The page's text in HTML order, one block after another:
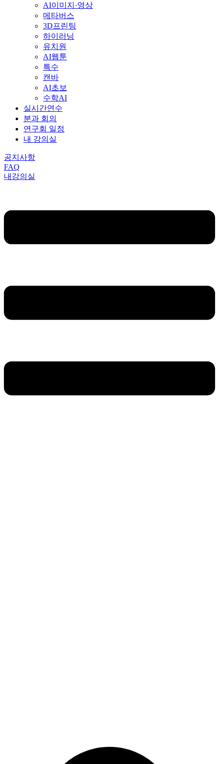
AI이미지·영상
메타버스
3D프린팅
하이러닝
유치원
AI웹툰
특수
캔바
AI초보
수학AI
실시간연수
분과 회의
연구회 일정
내 강의실
공지사항
FAQ
내강의실